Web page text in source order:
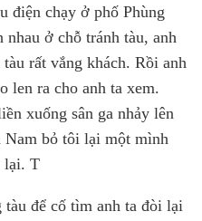
điện chạy ở phố Phùng
ở chỗ tránh tàu, anh
rất vắng khách. Rồi anh
len ra cho anh ta xem.
xuống sân ga nhảy lên
Nam bỏ tôi lại một mình
lại. T
để cố tìm anh ta đòi lại